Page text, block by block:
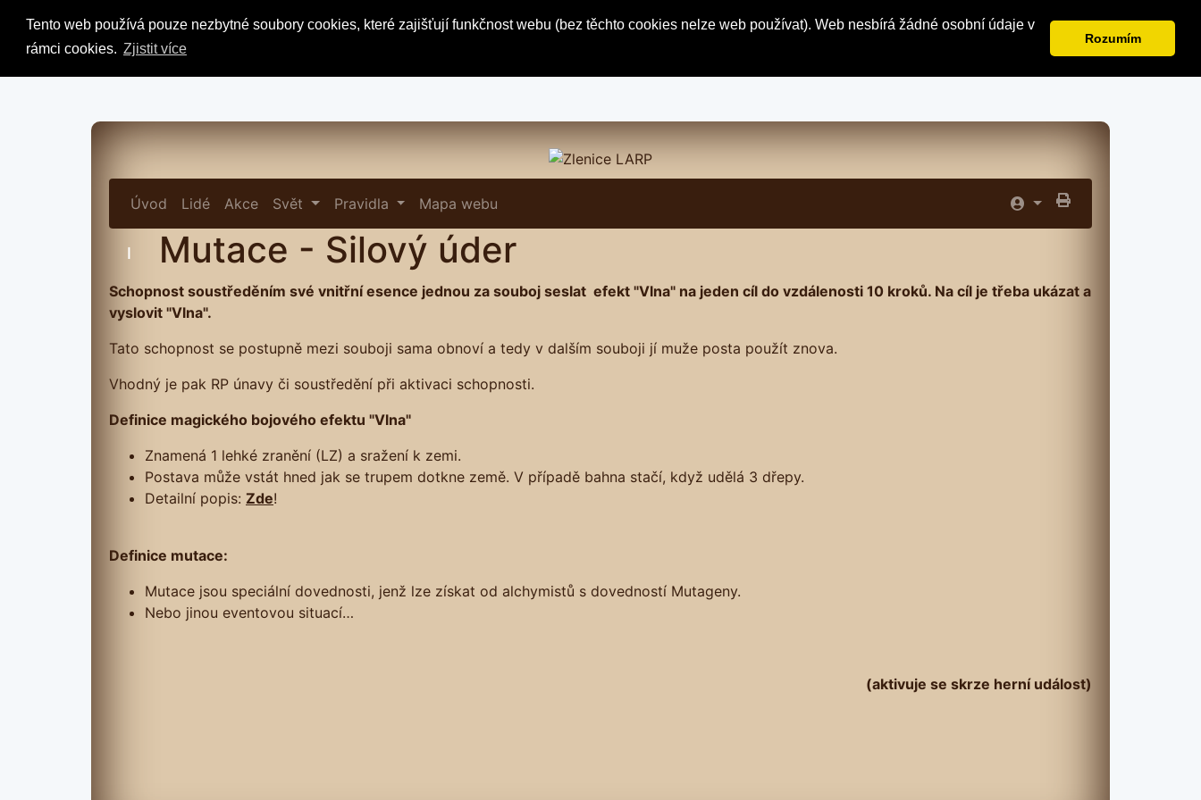
Tento web používá pouze nezbytné soubory cookies, které zajišťují funkčnost webu (bez těchto cookies nelze web používat). Web nesbírá žádné osobní údaje v
rámci cookies. Zjistit více
Rozumím
Úvod Lidé Akce Svět Pravidla Mapa webu
I Mutace - Silový úder
Schopnost soustředěním své vnitřní esence jednou za souboj seslat efekt "Vlna" na jeden cíl do vzdálenosti 10 kroků. Na cíl je třeba ukázat a
vyslovit "Vlna".
Tato schopnost se postupně mezi souboji sama obnoví a tedy v dalším souboji jí muže posta použít znova.
Vhodný je pak RP únavy či soustředění při aktivaci schopnosti.
Definice magického bojového efektu "Vlna"
Znamená 1 lehké zranění (LZ) a sražení k zemi.
Postava může vstát hned jak se trupem dotkne země. V případě bahna stačí, když udělá 3 dřepy.
Detailní popis: Zde!
Definice mutace:
Mutace jsou speciální dovednosti, jenž lze získat od alchymistů s dovedností Mutageny.
Nebo jinou eventovou situací…
(aktivuje se skrze herní událost)